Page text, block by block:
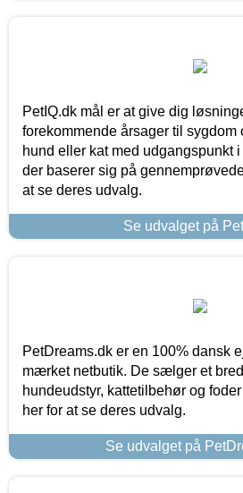
PetIQ.dk mål er at give dig
forekommende årsager til sygdom
hund eller kat med udgangspunkt
der baserer sig på
at se deres udvalg.
Se udvalget på
PetDreams.dk er en 100% dansk
mærket netbutik. De sælger et
hundeudstyr, kattetilbehør og
her for at se deres udvalg.
Se udvalget på